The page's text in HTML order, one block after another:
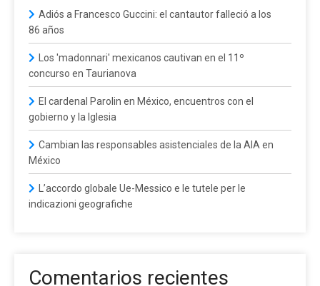
Adiós a Francesco Guccini: el cantautor falleció a los
86 años
Los 'madonnari' mexicanos cautivan en el 11º
concurso en Taurianova
El cardenal Parolin en México, encuentros con el
gobierno y la Iglesia
Cambian las responsables asistenciales de la AIA en
México
L’accordo globale Ue-Messico e le tutele per le
indicazioni geografiche
Comentarios recientes